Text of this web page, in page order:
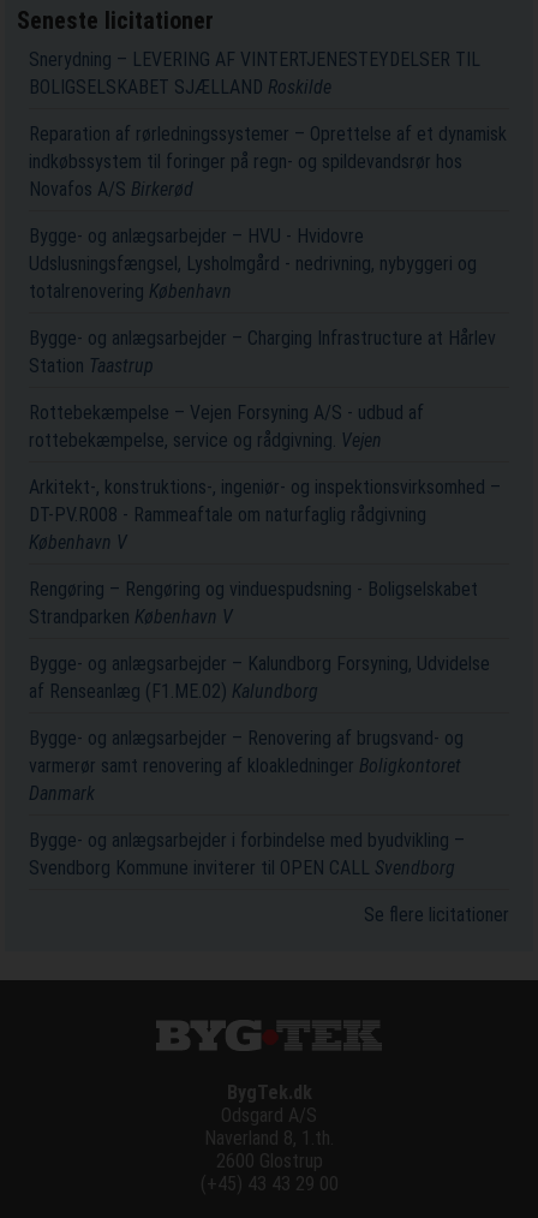
Seneste licitationer
Snerydning – LEVERING AF VINTERTJENESTEYDELSER TIL
BOLIGSELSKABET SJÆLLAND Roskilde
Reparation af rørledningssystemer – Oprettelse af et dynamisk
indkøbssystem til foringer på regn- og spildevandsrør hos
Novafos A/S Birkerød
Bygge- og anlægsarbejder – HVU - Hvidovre
Udslusningsfængsel, Lysholmgård - nedrivning, nybyggeri og
totalrenovering København
Bygge- og anlægsarbejder – Charging Infrastructure at Hårlev
Station Taastrup
Rottebekæmpelse – Vejen Forsyning A/S - udbud af
rottebekæmpelse, service og rådgivning. Vejen
Arkitekt-, konstruktions-, ingeniør- og inspektionsvirksomhed –
DT-PV.R008 - Rammeaftale om naturfaglig rådgivning
København V
Rengøring – Rengøring og vinduespudsning - Boligselskabet
Strandparken København V
Bygge- og anlægsarbejder – Kalundborg Forsyning, Udvidelse
af Renseanlæg (F1.ME.02) Kalundborg
Bygge- og anlægsarbejder – Renovering af brugsvand- og
varmerør samt renovering af kloakledninger Boligkontoret
Danmark
Bygge- og anlægsarbejder i forbindelse med byudvikling –
Svendborg Kommune inviterer til OPEN CALL Svendborg
Se flere licitationer
BygTek.dk
Odsgard A/S
Naverland 8, 1.th.
2600 Glostrup
(+45) 43 43 29 00